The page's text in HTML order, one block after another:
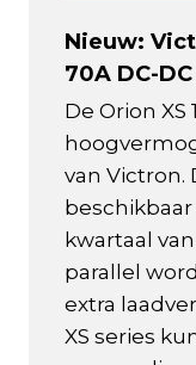
Nieuw:
70A DC-
De Orion XS
van Victron.
kwartaal
parallel
extra
XS series